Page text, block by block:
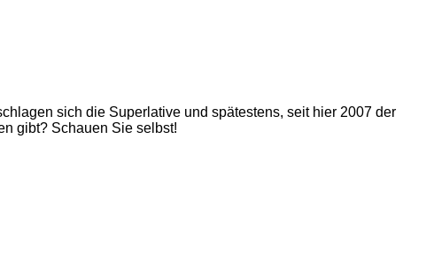
sich die Superlative und spätestens, seit hier 2007 der
gibt? Schauen Sie selbst!